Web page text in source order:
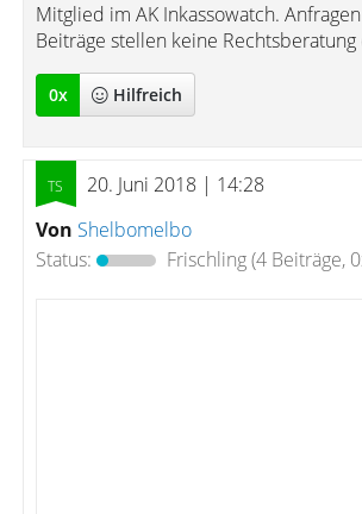
Mitglied im AK Inkassowatch.
Beiträge stellen keine Rechtsberatung
0x Hilfreich
20. Juni 2018 | 14:28
Von Shelbomelbo
Status:
Frischling(4 Beiträge,